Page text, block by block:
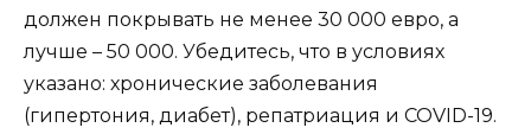
должен покрывать не менее 30 000 евро, а
лучше – 50 000. Убедитесь, что в условиях
указано: хронические заболевания
(гипертония, диабет), репатриация и COVID-19.